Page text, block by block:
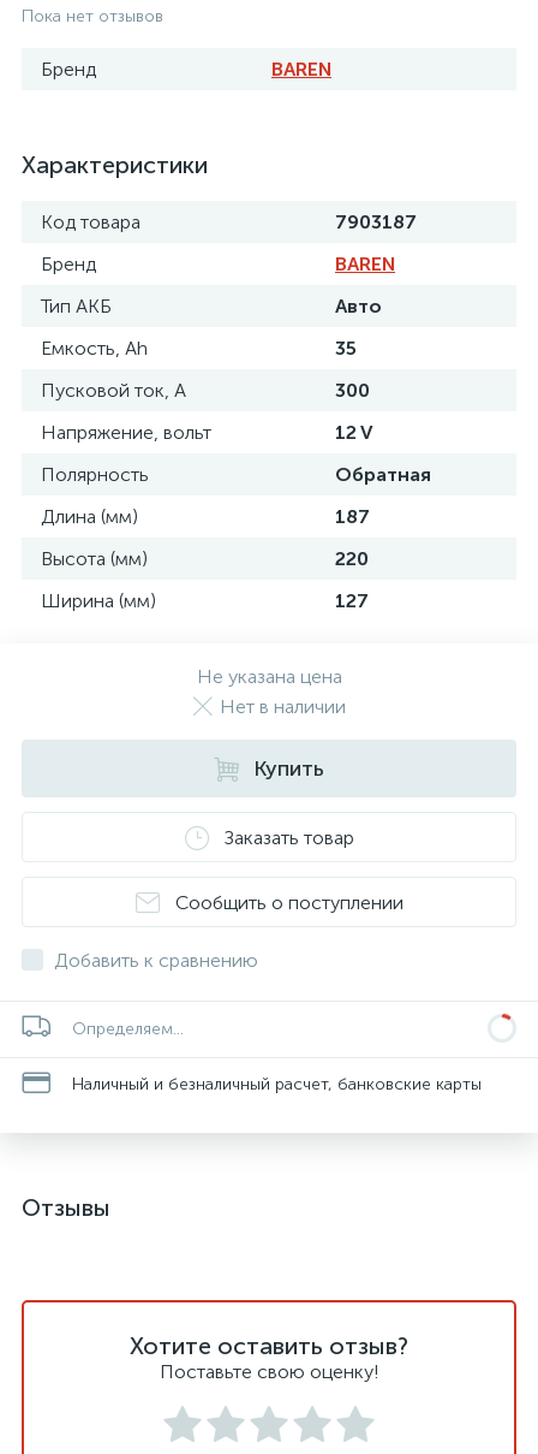
Пока нет отзывов
Бренд BAREN
Характеристики
Код товара
7903187
Бренд
BAREN
Тип АКБ
Авто
Емкость, Ah
35
Пусковой ток, A
300
Напряжение, вольт
12 V
Полярность
Обратная
Длина (мм)
187
Высота (мм)
220
Ширина (мм)
127
Не указана цена
Нет в наличии
Купить
Заказать товар
Сообщить о поступлении
Добавить к сравнению
Определяем...
Наличный и безналичный расчет, банковские карты
Отзывы
Хотите оставить отзыв?
Поставьте свою оценку!